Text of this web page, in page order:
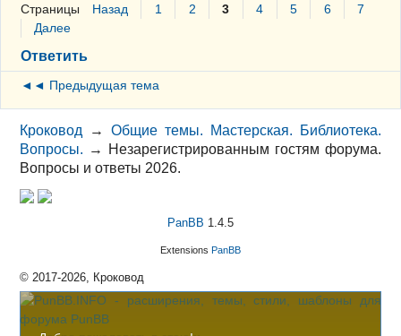
Страницы Назад 1 2 3 4 5 6
7
Далее
Ответить
◄◄ Предыдущая тема
Кроковод →Общие темы. Мастерская. Библиотека.
Вопросы. →
Незарегистрированным гостям форума.
Вопросы и ответы 2026.
PanBB 1.4.5
Extensions PanBB
© 2017-2026, Кроковод